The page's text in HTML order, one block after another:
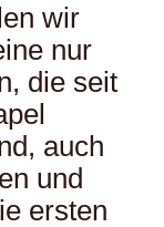
wir
nur
die seit
auch
und
ersten